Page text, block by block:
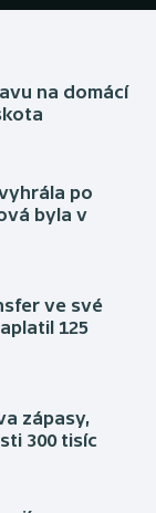
na domácí
po
byla v
ve své
125
zápasy,
300 tisíc